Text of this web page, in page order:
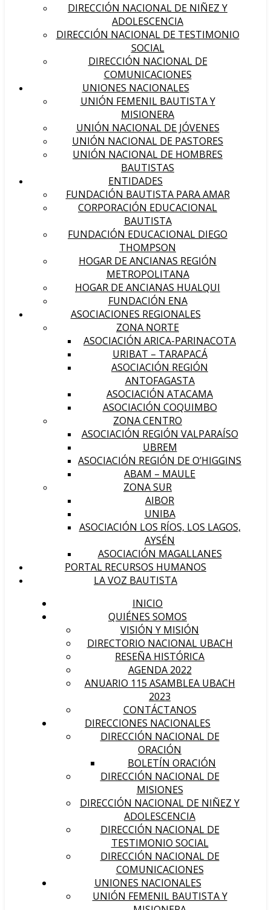
DIRECCIÓN NACIONAL DE NIÑEZ Y
ADOLESCENCIA
DIRECCIÓN NACIONAL DE TESTIMONIO
SOCIAL
DIRECCIÓN NACIONAL DE
COMUNICACIONES
UNIONES NACIONALES
UNIÓN FEMENIL BAUTISTA Y
MISIONERA
UNIÓN NACIONAL DE JÓVENES
UNIÓN NACIONAL DE PASTORES
UNIÓN NACIONAL DE HOMBRES
BAUTISTAS
ENTIDADES
FUNDACIÓN BAUTISTA PARA AMAR
CORPORACIÓN EDUCACIONAL
BAUTISTA
FUNDACIÓN EDUCACIONAL DIEGO
THOMPSON
HOGAR DE ANCIANAS REGIÓN
METROPOLITANA
HOGAR DE ANCIANAS HUALQUI
FUNDACIÓN ENA
ASOCIACIONES REGIONALES
ZONA NORTE
ASOCIACIÓN ARICA-PARINACOTA
URIBAT – TARAPACÁ
ASOCIACIÓN REGIÓN
ANTOFAGASTA
ASOCIACIÓN ATACAMA
ASOCIACIÓN COQUIMBO
ZONA CENTRO
ASOCIACIÓN REGIÓN VALPARAÍSO
UBREM
ASOCIACIÓN REGIÓN DE O’HIGGINS
ABAM – MAULE
ZONA SUR
AIBOR
UNIBA
ASOCIACIÓN LOS RÍOS, LOS LAGOS,
AYSÉN
ASOCIACIÓN MAGALLANES
PORTAL RECURSOS HUMANOS
LA VOZ BAUTISTA
INICIO
QUIÉNES SOMOS
VISIÓN Y MISIÓN
DIRECTORIO NACIONAL UBACH
RESEÑA HISTÓRICA
AGENDA 2022
ANUARIO 115 ASAMBLEA UBACH
2023
CONTÁCTANOS
DIRECCIONES NACIONALES
DIRECCIÓN NACIONAL DE
ORACIÓN
BOLETÍN ORACIÓN
DIRECCIÓN NACIONAL DE
MISIONES
DIRECCIÓN NACIONAL DE NIÑEZ Y
ADOLESCENCIA
DIRECCIÓN NACIONAL DE
TESTIMONIO SOCIAL
DIRECCIÓN NACIONAL DE
COMUNICACIONES
UNIONES NACIONALES
UNIÓN FEMENIL BAUTISTA Y